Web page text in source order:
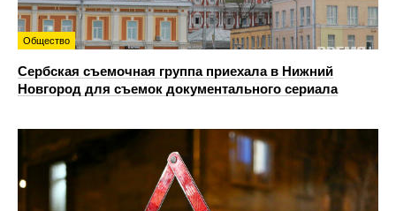
Общество
Сербская съемочная группа приехала в Нижний
Новгород для съемок документального сериала